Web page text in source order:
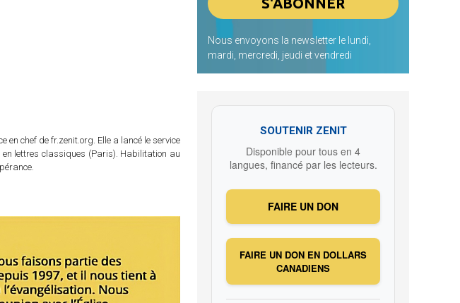
chef de fr.zenit.org. Elle a lancé le service
lettres classiques (Paris). Habilitation au
Nous envoyons la newsletter le lundi,
mardi, mercredi, jeudi et vendredi
SOUTENIR ZENIT
Disponible pour tous en 4
langues, financé par les lecteurs.
FAIRE UN DON
FAIRE UN DON EN DOLLARS
CANADIENS